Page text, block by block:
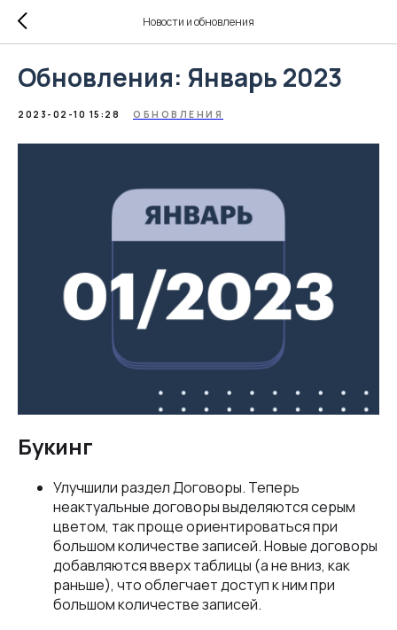
Новости и обновления
Обновления: Январь 2023
2023-02-10 15:28 ОБНОВЛЕНИЯ
Букинг
Улучшили раздел Договоры. Теперь
неактуальные договоры выделяются серым
цветом, так проще ориентироваться при
большом количестве записей. Новые договоры
добавляются вверх таблицы (а не вниз, как
раньше), что облегчает доступ к ним при
большом количестве записей.